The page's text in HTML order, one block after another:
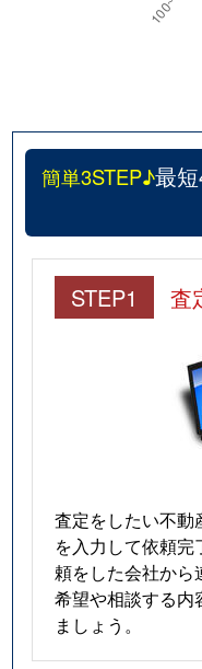
簡単3STEP♪最
STEP1 査
査定をしたい不動
を入力して依頼
頼をした会社から
希望や相談する内
ましょう。